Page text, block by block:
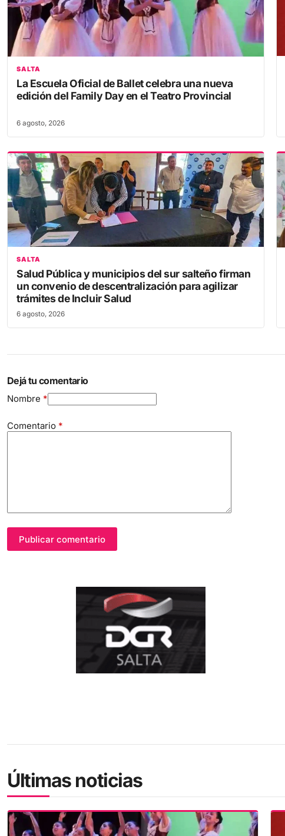
SALTA
La Escuela Oficial de Ballet celebra una nueva
edición del Family Day en el Teatro Provincial
6 agosto, 2026
SALTA
Salud Pública y municipios del sur salteño firman
un convenio de descentralización para agilizar
trámites de Incluir Salud
6 agosto, 2026
Dejá tu comentario
Nombre *
Comentario *
Publicar comentario
Últimas noticias